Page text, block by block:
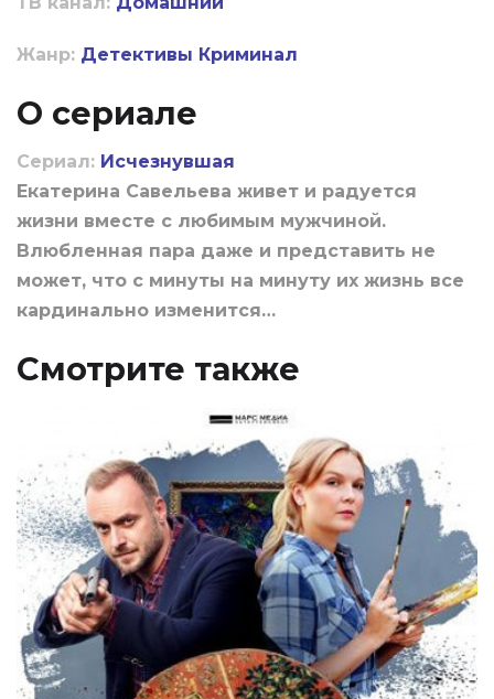
Жанр: Детективы Криминал
О сериале
Сериал: Исчезнувшая
Екатерина Савельева живет и радуется
жизни вместе с любимым мужчиной.
Влюбленная пара даже и представить не
может, что с минуты на минуту их жизнь все
кардинально изменится…
Смотрите также